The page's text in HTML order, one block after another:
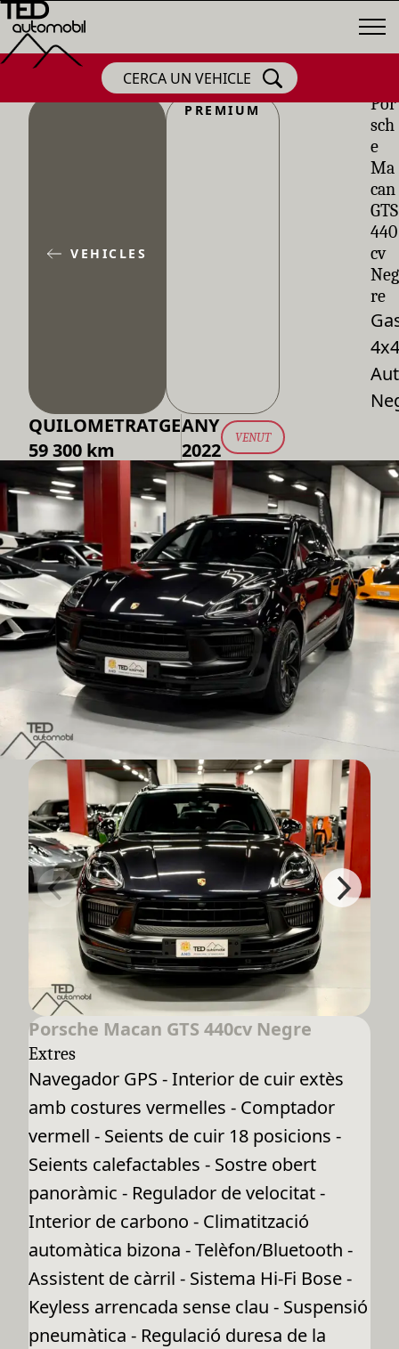
CERCA UN VEHICLE
VEHICLES
PREMIUM
Por
sch
e
Ma
can
GTS
440
cv
Neg
re
4x4
QUILOMETRATGE
59 300 km
ANY
2022
VENUT
Porsche Macan GTS 440cv Negre
Extres
Navegador GPS - Interior de cuir extès
amb costures vermelles - Comptador
vermell - Seients de cuir 18 posicions -
Seients calefactables - Sostre obert
panoràmic - Regulador de velocitat -
Interior de carbono - Climatització
automàtica bizona - Telèfon/Bluetooth -
Assistent de càrril - Sistema Hi-Fi Bose -
Keyless arrencada sense clau - Suspensió
pneumàtica - Regulació duresa de la